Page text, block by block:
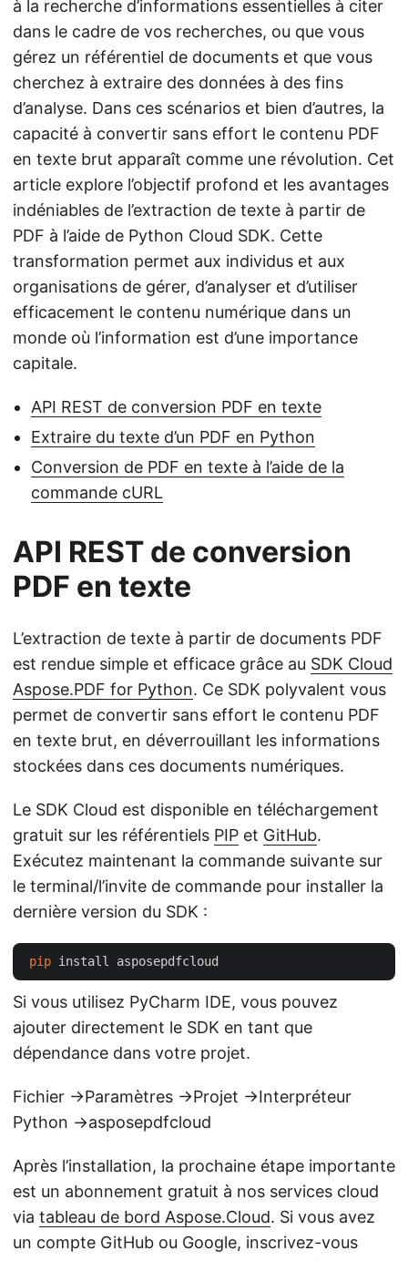
à la recherche d’informations essentielles à citer
dans le cadre de vos recherches, ou que vous
gérez un référentiel de documents et que vous
cherchez à extraire des données à des fins
d’analyse. Dans ces scénarios et bien d’autres, la
capacité à convertir sans effort le contenu PDF
en texte brut apparaît comme une révolution. Cet
article explore l’objectif profond et les avantages
indéniables de l’extraction de texte à partir de
PDF à l’aide de Python Cloud SDK. Cette
transformation permet aux individus et aux
organisations de gérer, d’analyser et d’utiliser
efficacement le contenu numérique dans un
monde où l’information est d’une importance
capitale.
API REST de conversion PDF en texte
Extraire du texte d’un PDF en Python
Conversion de PDF en texte à l’aide de la
commande cURL
API REST de conversion
PDF en texte
L’extraction de texte à partir de documents PDF
est rendue simple et efficace grâce au SDK Cloud
Aspose.PDF for Python. Ce SDK polyvalent vous
permet de convertir sans effort le contenu PDF
en texte brut, en déverrouillant les informations
stockées dans ces documents numériques.
Le SDK Cloud est disponible en téléchargement
gratuit sur les référentiels PIP et GitHub.
Exécutez maintenant la commande suivante sur
le terminal/l’invite de commande pour installer la
dernière version du SDK :
pip
Si vous utilisez PyCharm IDE, vous pouvez
ajouter directement le SDK en tant que
dépendance dans votre projet.
Fichier ->Paramètres ->Projet ->Interpréteur
Python ->asposepdfcloud
Après l’installation, la prochaine étape importante
est un abonnement gratuit à nos services cloud
via tableau de bord Aspose.Cloud. Si vous avez
un compte GitHub ou Google, inscrivez-vous